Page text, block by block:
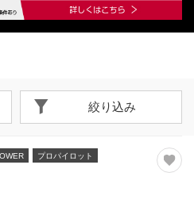
絞り込み
プロパイロット